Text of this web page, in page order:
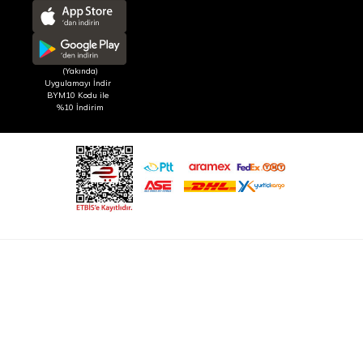
(Yakında)
Uygulamayı İndir
BYM10 Kodu ile
%10 İndirim